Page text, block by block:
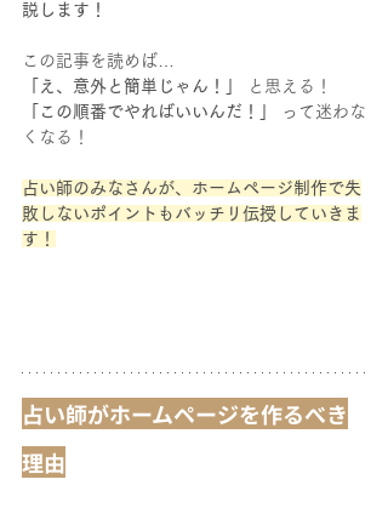
説します！
この記事を読めば…
「え、意外と簡単じゃん！」
と思える！
「この順番でやればいいんだ！」
って迷わな
くなる！
占い師のみなさんが、ホームページ制作で失
敗しないポイントもバッチリ伝授していきま
す！
占い師がホームページを作るべき
理由